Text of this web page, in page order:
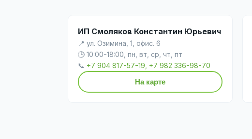
ИП Смоляков Константин Юрьевич
📍 ул. Озимина, 1, офис. 6
🕒 10:00-18:00, пн, вт, ср, чт, пт
📞 +7 904 817-57-19, +7 982 336-98-70
На карте